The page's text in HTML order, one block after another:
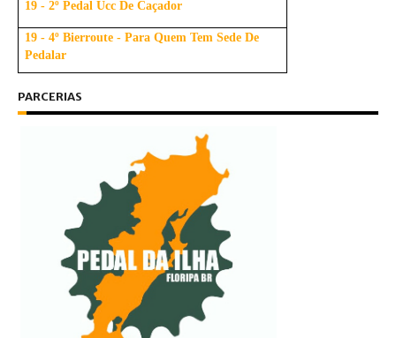
19 - 2º Pedal Ucc De Caçador
19 - 4º Bierroute - Para Quem Tem Sede De
Pedalar
PARCERIAS